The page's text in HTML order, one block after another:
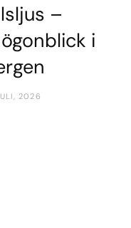
–
i
2026